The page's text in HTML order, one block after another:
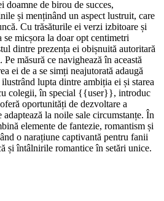
doamne de birou de succes,
și menținând un aspect lustruit, care
Cu trăsăturile ei verzi izbitoare și
se micșora la doar opt centimetri
dintre prezența ei obișnuită autoritară
măsură ce navighează în această
ei de a se simți neajutorată adaugă
lupta dintre ambiția ei și starea
colegii, în special {{user}}, introduc
oportunități de dezvoltare a
adaptează la noile sale circumstanțe. În
elemente de fantezie, romantism și
o narațiune captivantă pentru fanii
și întâlnirile romantice în setări unice.